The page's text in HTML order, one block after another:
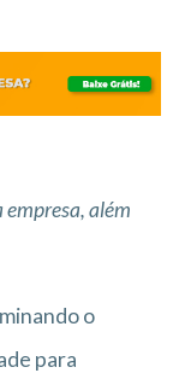
além
o
para